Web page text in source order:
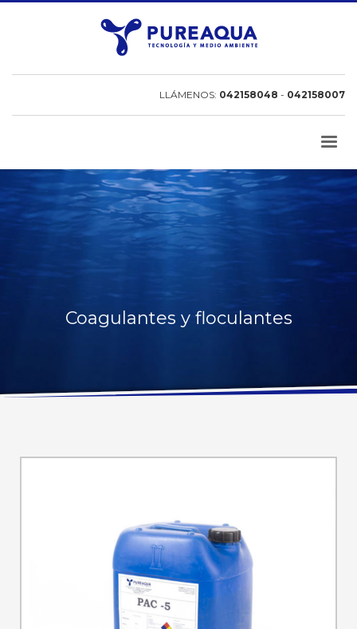
LLÁMENOS: 042158048 - 042158007
Coagulantes y floculantes